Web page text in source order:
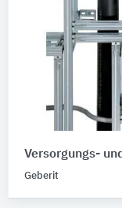
Versorgungs-
Geberit